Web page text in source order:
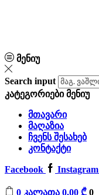
მენიუ
Search input
კატეგორიებიმენიუ
მთავარი
მაღაზია
ჩვენს შესახებ
კონტაქტი
Facebook Instagram
0 კალათა 0,00 ₾ 0